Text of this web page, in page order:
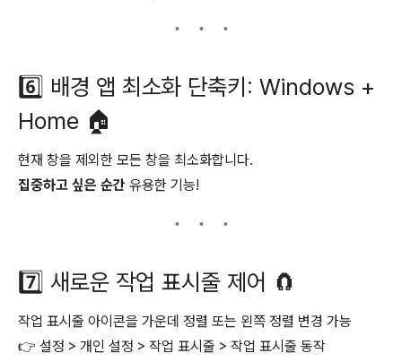
6️⃣ 배경 앱 최소화 단축키: Windows +
Home 🏠
현재 창을 제외한 모든 창을 최소화합니다.
집중하고 싶은 순간 유용한 기능!
7️⃣ 새로운 작업 표시줄 제어 🧲
작업 표시줄 아이콘을 가운데 정렬 또는 왼쪽 정렬 변경 가능
👉 설정 > 개인 설정 > 작업 표시줄 > 작업 표시줄 동작